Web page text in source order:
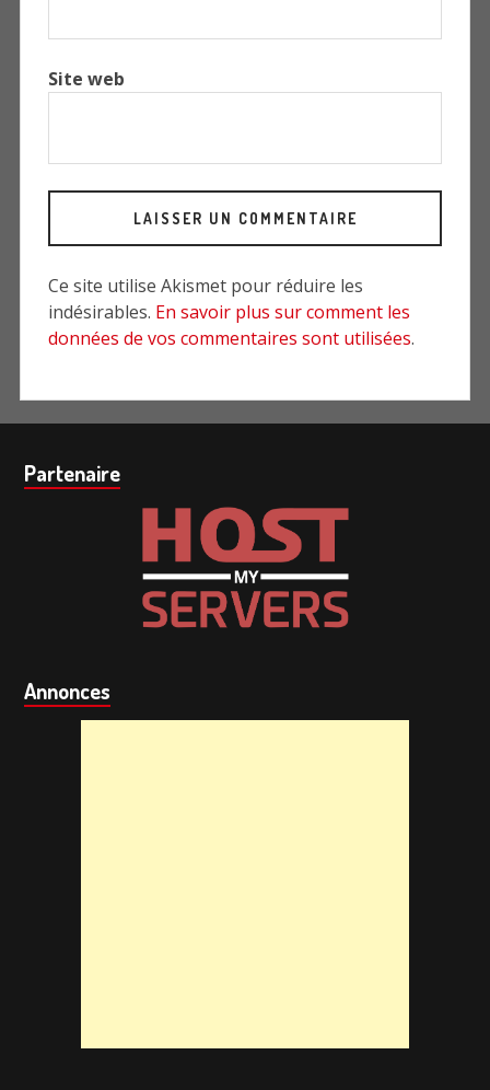
Site web
Ce site utilise Akismet pour réduire les
indésirables. En savoir plus sur comment les
données de vos commentaires sont utilisées.
Barre
subsidiaire
Partenaire
Annonces